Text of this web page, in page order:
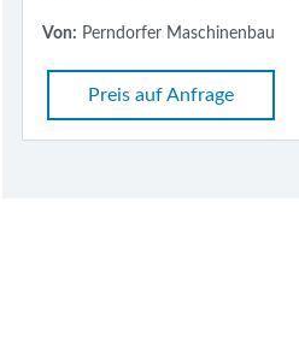
Von: Perndorfer Maschinenbau
Preis auf Anfrage